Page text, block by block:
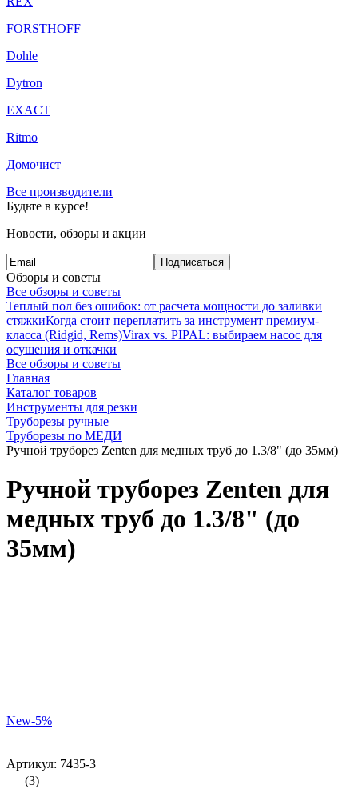
FORSTHOFF
Dohle
Dytron
EXACT
Ritmo
Домочист
Все производители
Будьте в курсе!
Новости, обзоры и акции
Подписаться
Обзоры и советы
Все обзоры и советы
Теплый пол без ошибок: от расчета мощности до заливки
стяжкиКогда стоит переплатить за инструмент премиум-
класса (Ridgid, Rems)Virax vs. PIPAL: выбираем насос для
осушения и откачки
Все обзоры и советы
Главная
Каталог товаров
Инструменты для резки
Труборезы ручные
Труборезы по МЕДИ
Ручной труборез Zenten для медных труб до 1.3/8" (до 35мм)
Ручной труборез Zenten для
медных труб до 1.3/8" (до
35мм)
New-5%
Артикул: 7435-3
(3)